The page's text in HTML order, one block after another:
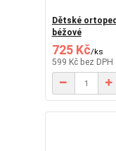
Dětské
béžové
725 Kč/ks
599 Kč bez DPH